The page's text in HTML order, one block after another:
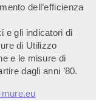
dell’efficienza
e gli indicatori di
di Utilizzo
e le misure di
dagli anni ’80.